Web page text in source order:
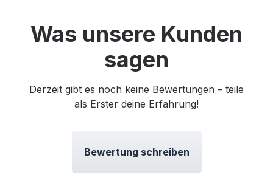
Was unsere Kunden
sagen
Derzeit gibt es noch keine Bewertungen – teile
als Erster deine Erfahrung!
Bewertung schreiben